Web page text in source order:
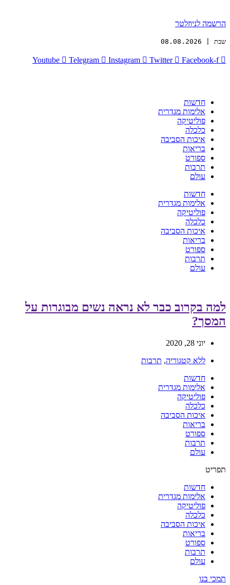
הרשמה לניוזלטר
שבת | 08.08.2026
Youtube Telegram Instagram Twitter Facebook-f
חדשות
אלימות מגדרית
פוליטיקה
כלכלה
איכות הסביבה
בריאות
ספורט
תרבות
עולם
חדשות
אלימות מגדרית
פוליטיקה
כלכלה
איכות הסביבה
בריאות
ספורט
תרבות
עולם
למה בקרוב כבר לא נראה נשים מבוגרות על
המסך?
יוני 28, 2020
ללא קטגוריה, תרבות
חדשות
אלימות מגדרית
פוליטיקה
כלכלה
איכות הסביבה
בריאות
ספורט
תרבות
עולם
תפריט
חדשות
אלימות מגדרית
פוליטיקה
כלכלה
איכות הסביבה
בריאות
ספורט
תרבות
עולם
תמכי בנו